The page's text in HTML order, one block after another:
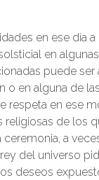
en ese día a
en
puede ser
o en alguna de
respeta en ese
religiosas de los
a
del universo
deseos